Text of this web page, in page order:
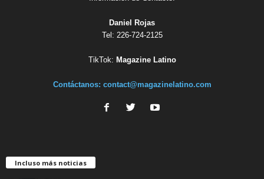
Daniel Rojas
Tel: 226-724-2125
TikTok: Magazine Latino
Contáctanos: contact@magazinelatino.com
Incluso más noticias